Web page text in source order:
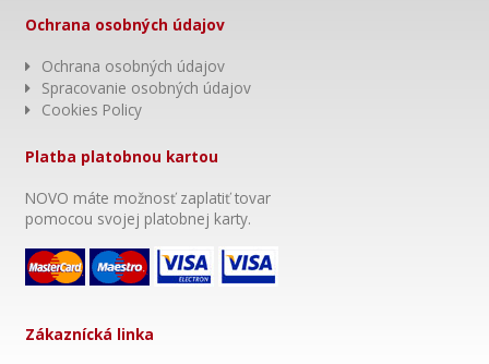
Ochrana osobných údajov
Ochrana osobných údajov
Spracovanie osobných údajov
Cookies Policy
Platba platobnou kartou
NOVO máte možnosť zaplatiť tovar
pomocou svojej platobnej karty.
Zákaznícká linka